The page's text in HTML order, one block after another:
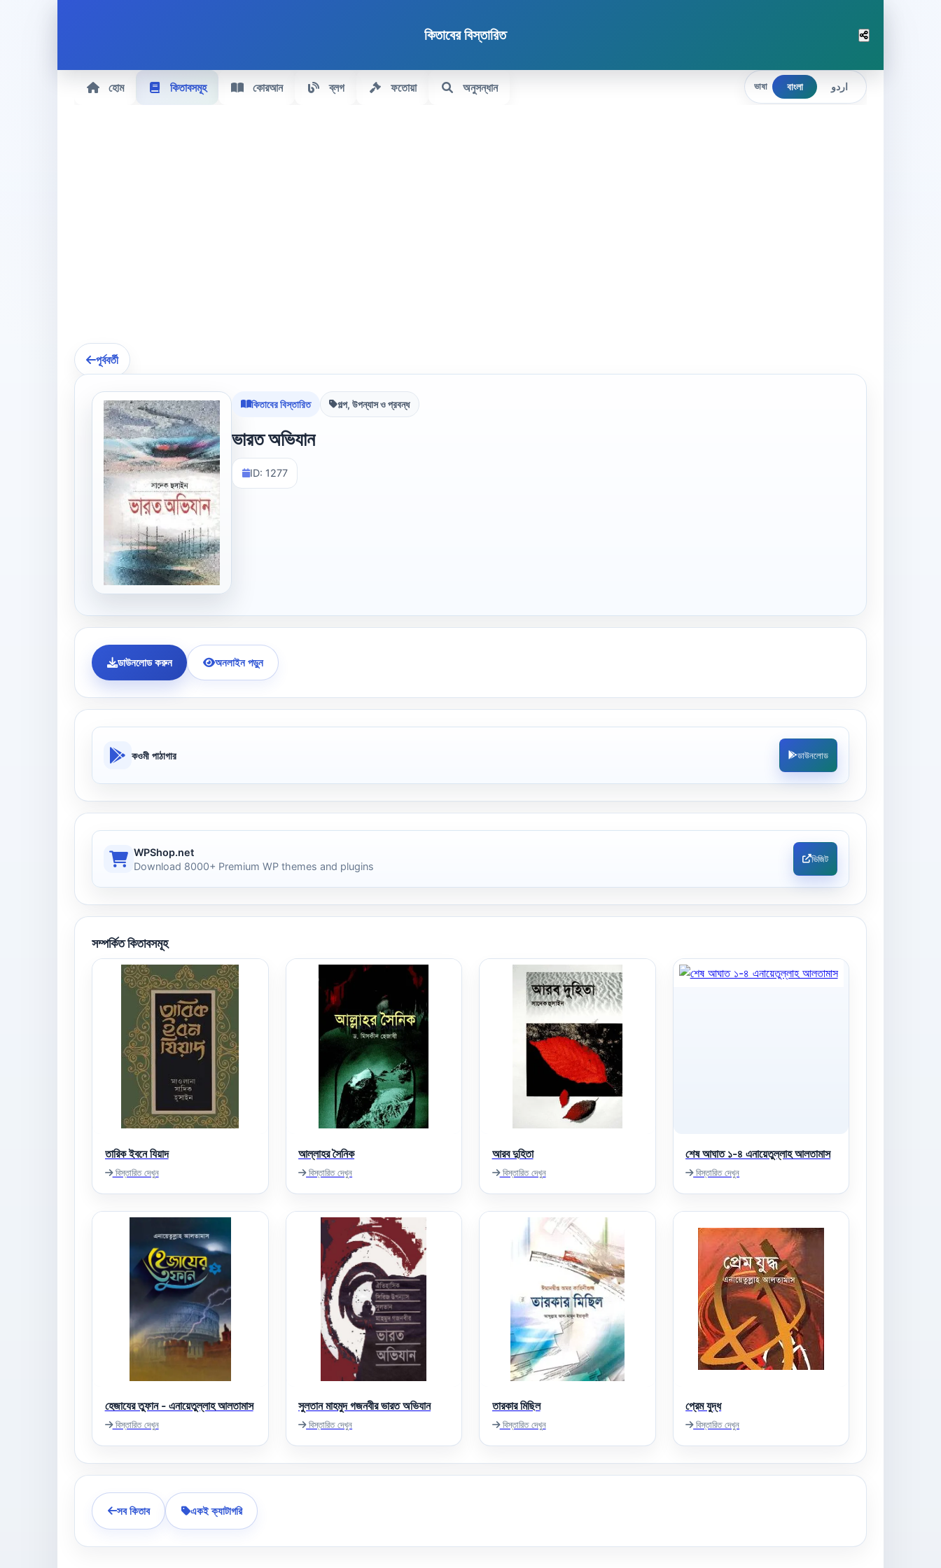
কিতাবের বিস্তারিত
হোম কিতাবসমূহ কোরআন ব্লগ ফতোয়া অনুসন্ধান ভাষা বাংলা اردو
পূর্ববর্তী
কিতাবের বিস্তারিত গল্প, উপন্যাস ও প্রবন্ধ
ভারত অভিযান
ID: 1277
ডাউনলোড করুন অনলাইন পড়ুন
কওমী পাঠাগার ডাউনলোড
WPShop.net
Download 8000+ Premium WP themes and plugins
ভিজিট
সম্পর্কিত কিতাবসমূহ
তারিক ইবনে যিয়াদ
বিস্তারিত দেখুন
আল্লাহর সৈনিক
বিস্তারিত দেখুন
আরব দুহিতা
বিস্তারিত দেখুন
শেষ আঘাত ১-৪ এনায়েতুল্লাহ আলতামাস
বিস্তারিত দেখুন
হেজাযের তুফান - এনায়েতুল্লাহ আলতামাস
বিস্তারিত দেখুন
সুলতান মাহমুদ গজনবীর ভারত অভিযান
বিস্তারিত দেখুন
তারকার মিছিল
বিস্তারিত দেখুন
প্রেম যুদ্ধ
বিস্তারিত দেখুন
সব কিতাব একই ক্যাটাগরি